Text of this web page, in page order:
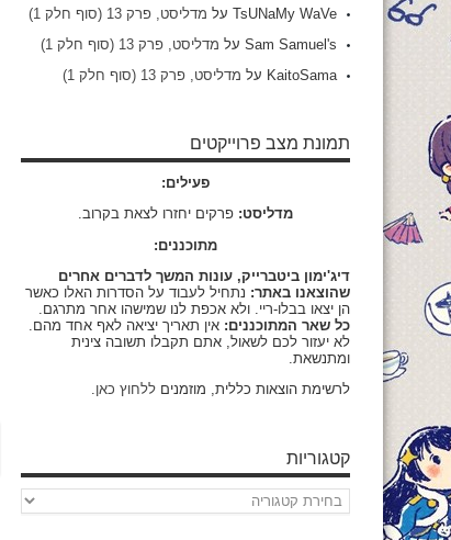
TsUNaMy WaVe על מדליסט, פרק 13 (סוף חלק 1)
Sam Samuel's על מדליסט, פרק 13 (סוף חלק 1)
KaitoSama על מדליסט, פרק 13 (סוף חלק 1)
תמונת מצב פרוייקטים
פעילים:
מדליסט: פרקים יחזרו לצאת בקרוב.
מתוכננים:
דיג'ימון ביטברייק, עונות המשך לדברים אחרים
שהוצאנו באתר: נתחיל לעבוד על הסדרות האלו כאשר
הן יצאו בבלו-ריי. ולא אכפת לנו שמישהו אחר מתרגם.
כל שאר המתוכננים: אין תאריך יציאה לאף אחד מהם.
לא יעזור לכם לשאול, אתם תקבלו תשובה צינית
ומתנשאת.
לרשימת הוצאות כללית, מוזמנים ללחוץ כאן.
קטגוריות
קטגוריות